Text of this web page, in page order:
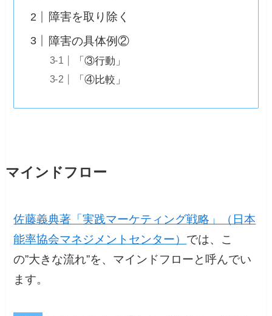
障害を取り除く
障害の具体例②
「③行動」
「④比較」
マインドフロー
佐藤義典著「実践マーケティング戦略」（日本
能率協会マネジメントセンター） では、こ
の”大きな流れ”を、マインドフローと呼んでい
ます。